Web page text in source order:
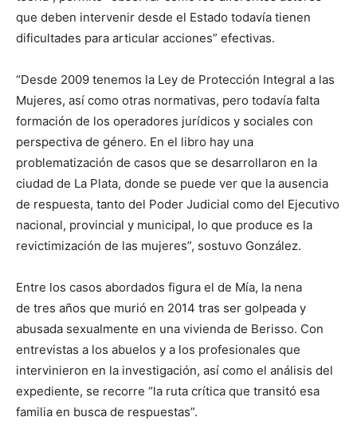
que deben intervenir desde el Estado todavía tienen
dificultades para articular acciones” efectivas.
“Desde 2009 tenemos la Ley de Protección Integral a las
Mujeres, así como otras normativas, pero todavía falta
formación de los operadores jurídicos y sociales con
perspectiva de género. En el libro hay una
problematización de casos que se desarrollaron en la
ciudad de La Plata, donde se puede ver que la ausencia
de respuesta, tanto del Poder Judicial como del Ejecutivo
nacional, provincial y municipal, lo que produce es la
revictimización de las mujeres”, sostuvo González.
Entre los casos abordados figura el de Mía, la nena
de tres años que murió en 2014 tras ser golpeada y
abusada sexualmente en una vivienda de Berisso. Con
entrevistas a los abuelos y a los profesionales que
intervinieron en la investigación, así como el análisis del
expediente, se recorre “la ruta crítica que transitó esa
familia en busca de respuestas”.